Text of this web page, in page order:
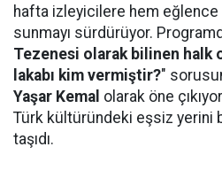
hafta izleyicilere hem
sunmayı sürdürüyor.
Tezenesi olarak bilinen halk
lakabı kim vermiştir?"
Yaşar Kemal olarak öne
Türk kültüründeki eşsiz yerini
taşıdı.